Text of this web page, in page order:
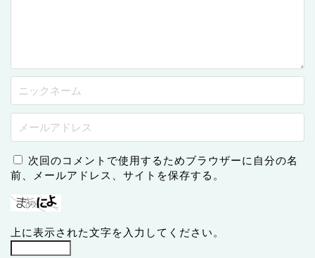
次回のコメントで使用するためブラウザーに自分の名
前、メールアドレス、サイトを保存する。
上に表示された文字を入力してください。